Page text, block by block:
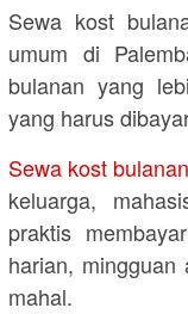
Sewa kost
umum di
bulanan yang
yang harus
Sewa kost
keluarga,
praktis
harian,
mahal.